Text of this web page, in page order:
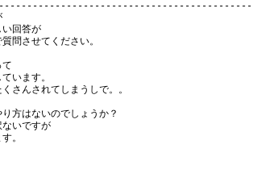
い回答が
問させてください。
て
います。
さんされてしまうしで。。
方はないのでしょうか？
いですが
。